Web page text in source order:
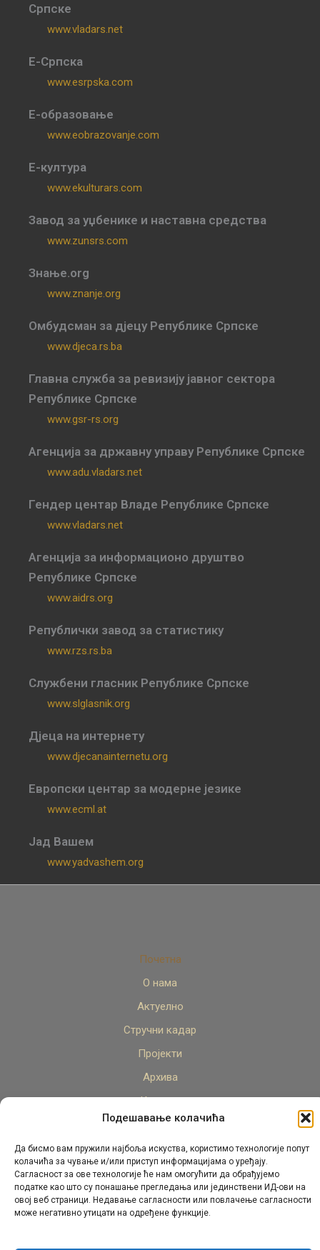
Подешавање колачића
Да бисмо вам пружили најбоља искуства, користимо технологије попут
колачића за чување и/или приступ информацијама о уређају.
Сагласност за ове технологије ће нам омогућити да обрађујемо
податке као што су понашање прегледања или јединствени ИД-ови на
овој веб страници. Недавање сагласности или повлачење сагласности
може негативно утицати на одређене функције.
Српске
www.vladars.net
Е-Српска
www.esrpska.com
Е-образовање
www.eobrazovanje.com
Е-култура
www.ekulturars.com
Завод за уџбенике и наставна средства
www.zunsrs.com
Знање.org
www.znanje.org
Омбудсман за дјецу Републике Српске
www.djeca.rs.ba
Главна служба за ревизију јавног сектора
Републике Српске
www.gsr-rs.org
Агенција за државну управу Републике Српске
www.adu.vladars.net
Гендер центар Владе Републике Српске
www.vladars.net
Агенција за информационо друштво
Републике Српске
www.aidrs.org
Републички завод за статистику
www.rzs.rs.ba
Службени гласник Републике Српске
www.slglasnik.org
Дјеца на интернету
www.djecanainternetu.org
Европски центар за модерне језике
www.ecml.at
Јад Вашем
www.yadvashem.org
Почетна
О нама
Актуелно
Стручни кадар
Пројекти
Архива
Контакт
© Републички педагошки завод Републике Српске.